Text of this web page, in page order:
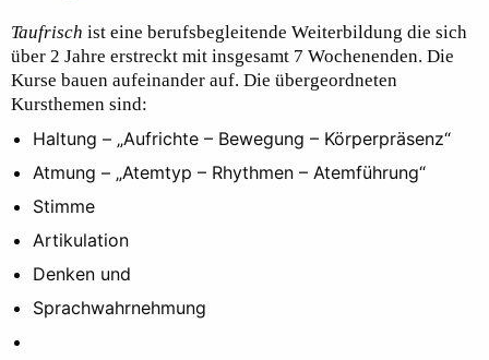
Taufrisch ist eine berufsbegleitende Weiterbildung die sich
über 2 Jahre erstreckt mit insgesamt 7 Wochenenden. Die
Kurse bauen aufeinander auf. Die übergeordneten
Kursthemen sind:
Haltung – „Aufrichte – Bewegung – Körperpräsenz“
Atmung – „Atemtyp – Rhythmen – Atemführung“
Stimme
Artikulation
Denken und
Sprachwahrnehmung